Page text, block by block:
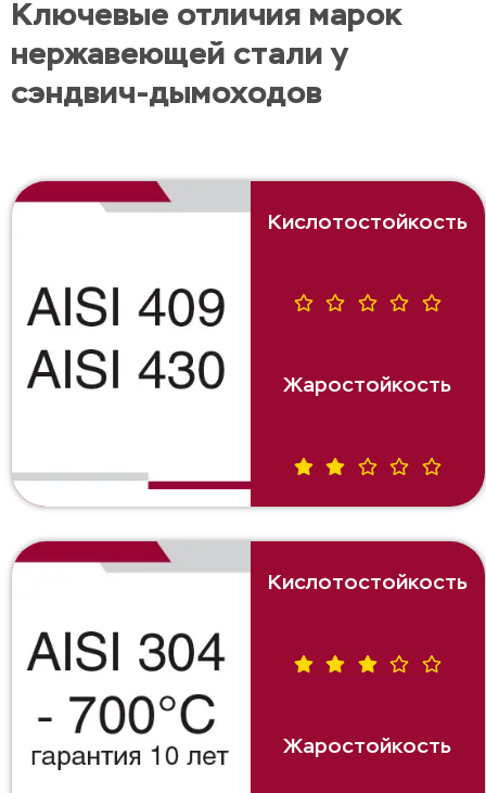
Ключевые отличия марок
нержавеющей стали у
сэндвич-дымоходов
Кислотостойкость
Жаростойкость
Кислотостойкость
Жаростойкость